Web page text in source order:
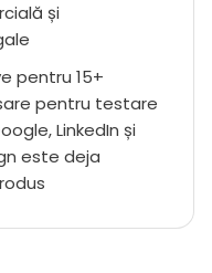
și
pentru 15+
pentru testare
LinkedIn și
este deja